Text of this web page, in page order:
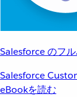
Salesforce のフ
Salesforce
eBookを読む